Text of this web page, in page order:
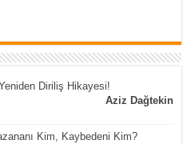
Diriliş Hikayesi!
Aziz Dağtekin
Kim, Kaybedeni Kim?